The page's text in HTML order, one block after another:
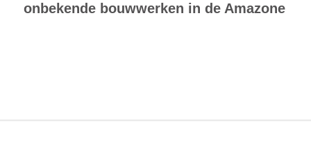
onbekende bouwwerken in de Amazone